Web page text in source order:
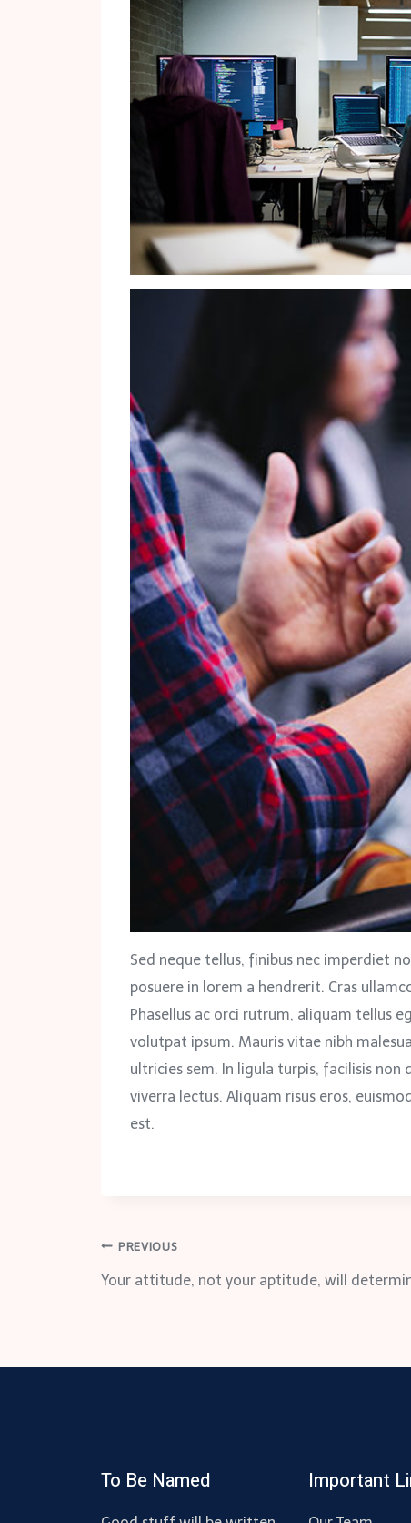
Sed neque tellus, finibus nec imperdiet
posuere in lorem a hendrerit. Cras
Phasellus ac orci rutrum, aliquam tellus
volutpat ipsum. Mauris vitae nibh
ultricies sem. In ligula turpis, facilisis non
viverra lectus. Aliquam risus eros,
est.
Post
PREVIOUS
Your attitude, not your aptitude, will
To Be Named Important